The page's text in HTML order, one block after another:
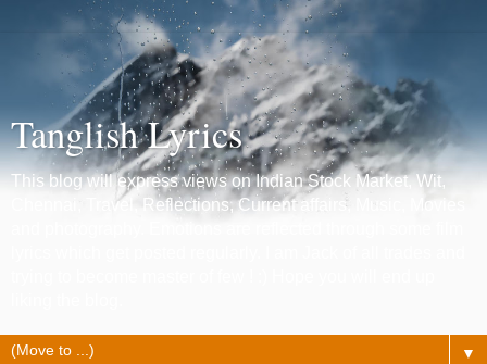
Tanglish Lyrics
This blog will express views on Indian Stock Market, Wit,
Chennai, Travel, Reflections, Current affairs, Music, Movies
▼